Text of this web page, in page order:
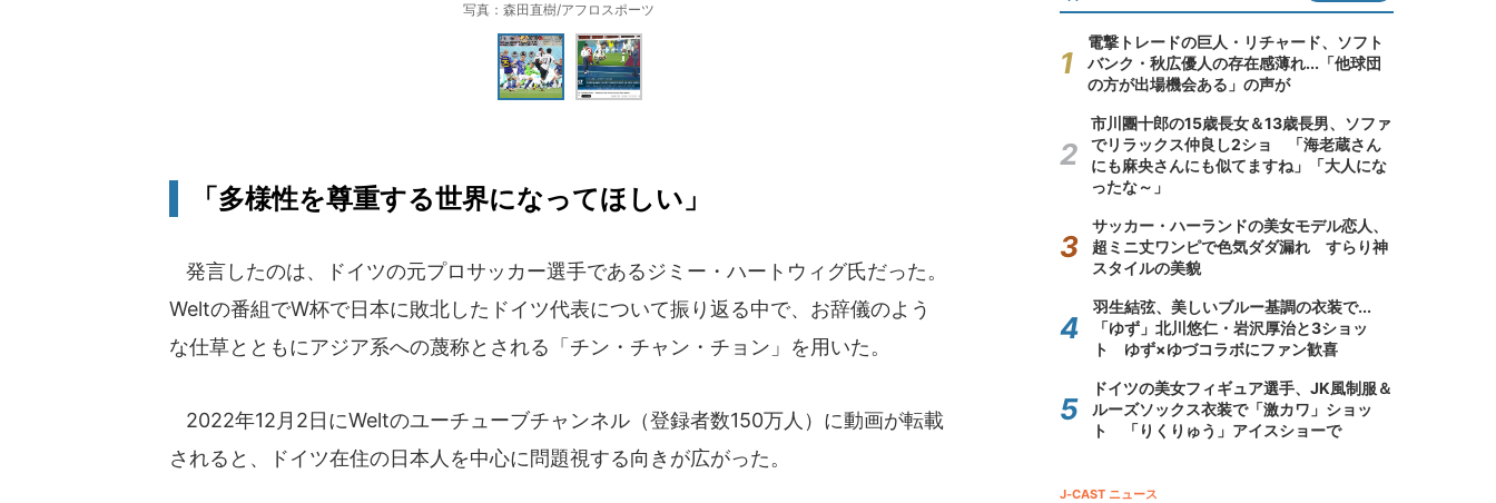
写真：森田直樹/アフロスポーツ
「多様性を尊重する世界になってほしい」
発言したのは、ドイツの元プロサッカー選手であるジミー・ハートウィグ氏だった。
Weltの番組でW杯で日本に敗北したドイツ代表について振り返る中で、お辞儀のよう
な仕草とともにアジア系への蔑称とされる「チン・チャン・チョン」を用いた。
2022年12月2日にWeltのユーチューブチャンネル（登録者数150万人）に動画が転載
されると、ドイツ在住の日本人を中心に問題視する向きが広がった。
電撃トレードの巨人・リチャード、ソフト
バンク・秋広優人の存在感薄れ...「他球団
の方が出場機会ある」の声が
市川團十郎の15歳長女＆13歳長男、ソファ
でリラックス仲良し2ショ 「海老蔵さん
にも麻央さんにも似てますね」「大人にな
ったな～」
サッカー・ハーランドの美女モデル恋人、
超ミニ丈ワンピで色気ダダ漏れ すらり神
スタイルの美貌
羽生結弦、美しいブルー基調の衣装で...
「ゆず」北川悠仁・岩沢厚治と3ショッ
ト ゆず×ゆづコラボにファン歓喜
ドイツの美女フィギュア選手、JK風制服＆
ルーズソックス衣装で「激カワ」ショッ
ト 「りくりゅう」アイスショーで
J-CAST ニュース